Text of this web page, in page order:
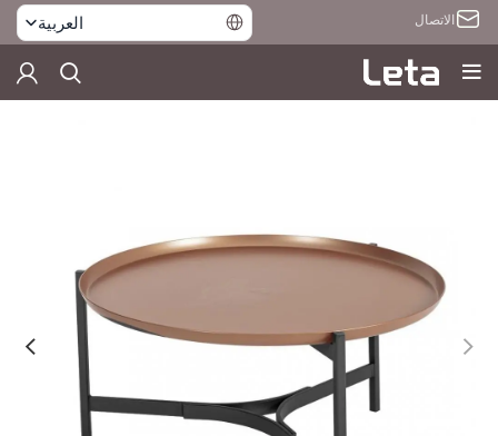
الاتصال العربية